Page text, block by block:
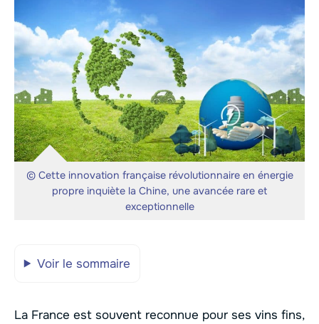
© Cette innovation française révolutionnaire en énergie
propre inquiète la Chine, une avancée rare et
exceptionnelle
Voir le sommaire
La France est souvent reconnue pour ses vins fins,